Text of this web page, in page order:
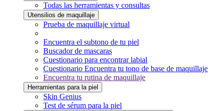
Todas las herramientas y consultas
Utensilios de maquillaje
Prueba de maquillaje virtual
Encuentra el subtono de tu piel
Buscador de mascaras
Cuestionario para encontrar labial
Cuestionario Encuentra tu tono de base de maquillaje
Encuentra tu rutina de maquillaje
Herramientas para la piel
Skin Genius
Test de sérum para la piel